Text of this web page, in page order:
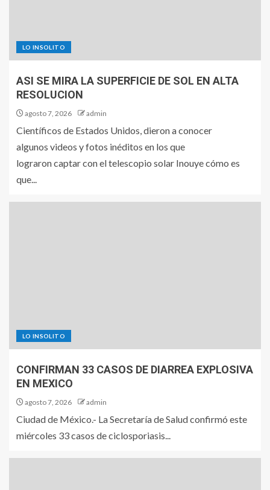
LO INSOLITO
ASI SE MIRA LA SUPERFICIE DE SOL EN ALTA
RESOLUCION
agosto 7, 2026 admin
Científicos de Estados Unidos, dieron a conocer
algunos videos y fotos inéditos en los que
lograron captar con el telescopio solar Inouye cómo es
que...
LO INSOLITO
CONFIRMAN 33 CASOS DE DIARREA EXPLOSIVA
EN MEXICO
agosto 7, 2026 admin
Ciudad de México.- La Secretaría de Salud confirmó este
miércoles 33 casos de ciclosporiasis...